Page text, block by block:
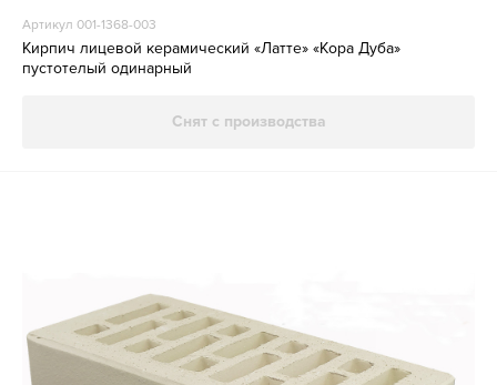
Артикул 001-1368-003
Кирпич лицевой керамический «Латте» «Кора Дуба»
пустотелый одинарный
Снят с производства